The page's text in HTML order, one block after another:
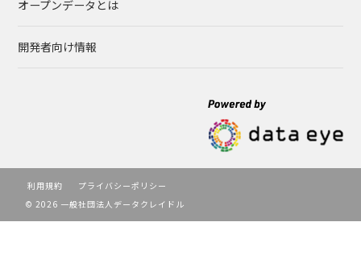
オープンデータとは
開発者向け情報
利用規約
プライバシーポリシー
© 2026 一般社団法人データクレイドル